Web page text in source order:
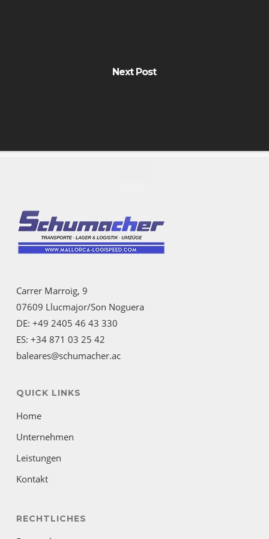
Next Post
Carrer Marroig, 9
07609 Llucmajor/Son Noguera
DE: +49 2405 46 43 330
ES: +34 871 03 25 42
baleares@schumacher.ac
QUICK LINKS
Home
Unternehmen
Leistungen
Kontakt
RECHTLICHES